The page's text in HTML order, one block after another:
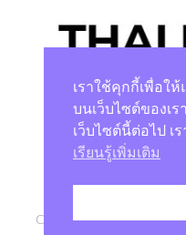
นโยบายความเป็นส่วนตั
Copyright © 2026 |Studio
เราใช้คุกกี้เพื่อใ
บนเว็บไซต์ของเ
เว็บไซต์นี้ต่อไป
เรียนรู้เพิ่มเติม